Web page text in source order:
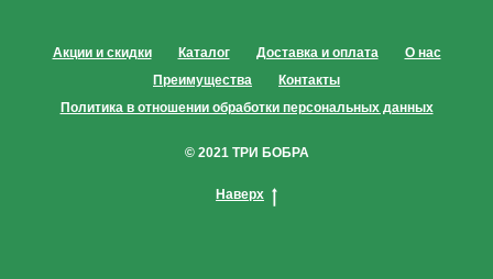
Акции и скидки Каталог Доставка и оплата
О нас
Преимущества
Контакты
Политика в отношении обработки персональных данных
© 2021 ТРИ БОБРА
Наверх